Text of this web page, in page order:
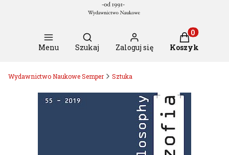
Menu
Otwórz wyszukiwarkę
Szukaj Zaloguj się
Produkty w
Koszyk
Wydawnictwo Naukowe Semper Sztuka